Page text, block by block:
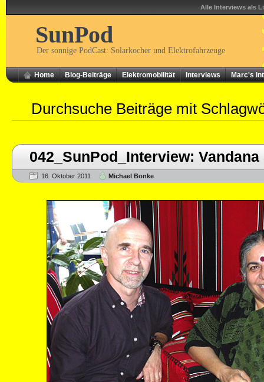
Alle Interviews als
SunPod
Der sonnige PodCast: Solarkocher und Elektrofahrzeuge
Home Blog-Beiträge Elektromobilität Interviews Marc's
Durchsuche Beiträge mit
042_SunPod_Interview: Vandana
16. Oktober 2011 Michael Bonke